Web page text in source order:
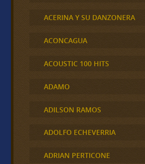
ACERINA Y SU DANZONERA
ACONCAGUA
ACOUSTIC 100 HITS
ADAMO
ADILSON RAMOS
ADOLFO ECHEVERRIA
ADRIAN PERTICONE